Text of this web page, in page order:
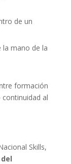
de un
la mano de la
formación
al
Skills,